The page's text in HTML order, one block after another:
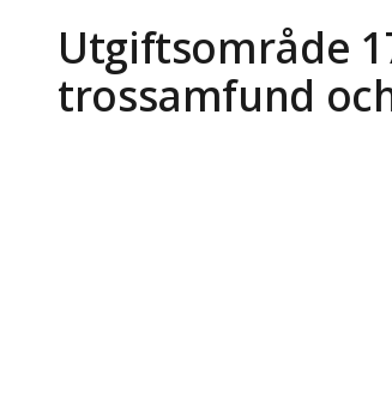
Utgiftsområde
trossamfund